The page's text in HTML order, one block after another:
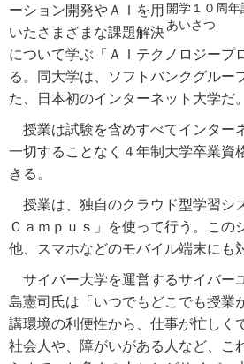
開学１０周
あいさつ
ーション開発やＡＩを用
いたさまざまな課題解決
について学ぶ「ＡＩテクノロジープ
る。同大学は、ソフトバンクグルー
た、日本初のインターネット大学だ。
授業は試験を含めすべてインター
一切することなく４年制大学卒業資
きる。
授業は、独自のクラウド型学習
Ｃａｍｐｕｓ」を使って行う。この
他、スマホなどのモバイル端末にも
サイバー大学を運営するサイバー
島憲司氏は「いつでもどこでも授業
講環境の利便性から、仕事が忙しく
社会人や、障がいがある人など、こ